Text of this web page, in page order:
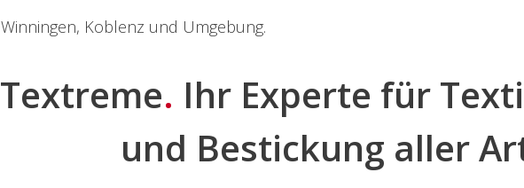
Textreme. Ihr Experte für
und Bestickung aller